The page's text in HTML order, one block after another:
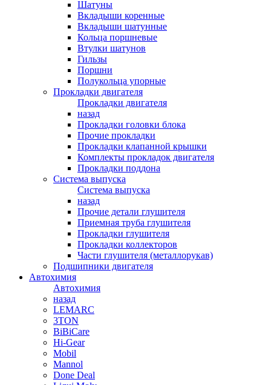
Шатуны
Вкладыши коренные
Вкладыши шатунные
Кольца поршневые
Втулки шатунов
Гильзы
Поршни
Полукольца упорные
Прокладки двигателя
Прокладки двигателя
назад
Прокладки головки блока
Прочие прокладки
Прокладки клапанной крышки
Комплекты прокладок двигателя
Прокладки поддона
Система выпуска
Система выпуска
назад
Прочие детали глушителя
Приемная труба глушителя
Прокладки глушителя
Прокладки коллекторов
Части глушителя (металлорукав)
Подшипники двигателя
Автохимия
Автохимия
назад
LEMARC
3TON
BiBiCare
Hi-Gear
Mobil
Mannol
Done Deal